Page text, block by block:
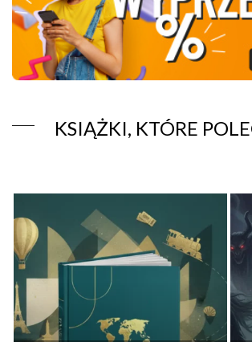
KSIĄŻKI, KTÓRE